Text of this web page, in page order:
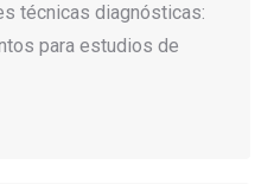
técnicas diagnósticas:
para estudios de